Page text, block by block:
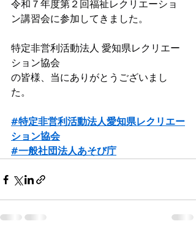
令和７年度第２回福祉レクリエーショ
ン講習会に参加してきました。
特定非営利活動法人 愛知県レクリエー
ション協会
の皆様、当にありがとうございまし
た。
#特定非営利活動法人愛知県レクリエー
ション協会
#一般社団法人あそび庁